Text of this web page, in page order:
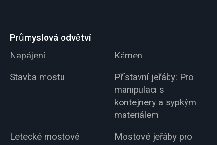
Průmyslová odvětví
Napájení
Kámen
Stavba mostu
Přístavní jeřáby: Pro
manipulaci s
kontejnery a sypkým
materiálem
Letecké mostové
Mostové jeřáby pro